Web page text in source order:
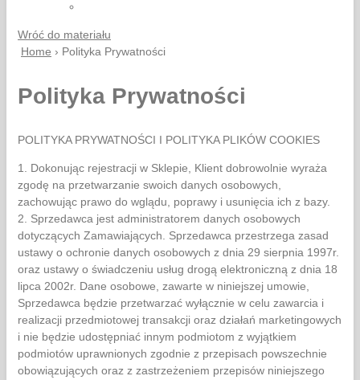
Wróć do materiału
Home › Polityka Prywatności
Polityka Prywatności
POLITYKA PRYWATNOŚCI I POLITYKA PLIKÓW COOKIES
1. Dokonując rejestracji w Sklepie, Klient dobrowolnie wyraża
zgodę na przetwarzanie swoich danych osobowych,
zachowując prawo do wglądu, poprawy i usunięcia ich z bazy.
2. Sprzedawca jest administratorem danych osobowych
dotyczących Zamawiających. Sprzedawca przestrzega zasad
ustawy o ochronie danych osobowych z dnia 29 sierpnia 1997r.
oraz ustawy o świadczeniu usług drogą elektroniczną z dnia 18
lipca 2002r. Dane osobowe, zawarte w niniejszej umowie,
Sprzedawca będzie przetwarzać wyłącznie w celu zawarcia i
realizacji przedmiotowej transakcji oraz działań marketingowych
i nie będzie udostępniać innym podmiotom z wyjątkiem
podmiotów uprawnionych zgodnie z przepisach powszechnie
obowiązujących oraz z zastrzeżeniem przepisów niniejszego